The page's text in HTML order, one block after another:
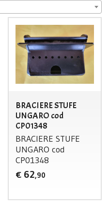
BRACIERE STUFE
UNGARO cod
CP01348
BRACIERE STUFE
UNGARO cod
CP01348
€ 62,90